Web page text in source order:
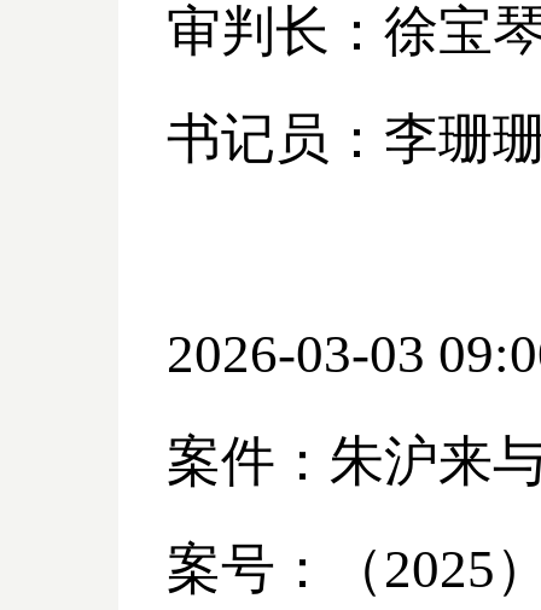
审判长：徐宝
书记员：李珊
2026-03-03
案件：朱沪来
案号：（2025